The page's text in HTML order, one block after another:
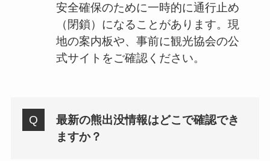
安全確保のために一時的に通行止め
（閉鎖）になることがあります。現
地の案内板や、事前に観光協会の公
式サイトをご確認ください。
最新の熊出没情報はどこで確認でき
ますか？